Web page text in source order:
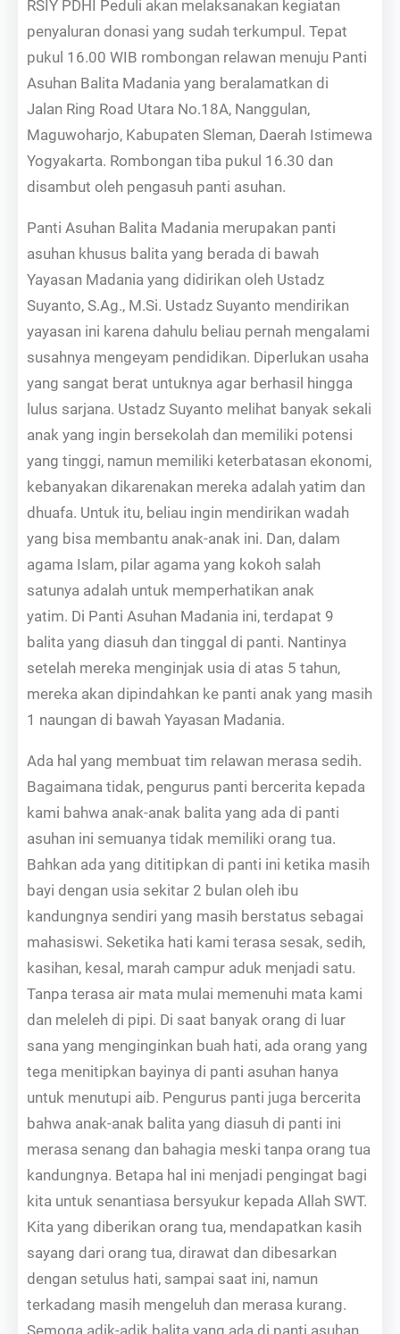
RSIY PDHI Peduli akan melaksanakan kegiatan
penyaluran donasi yang sudah terkumpul. Tepat
pukul 16.00 WIB rombongan relawan menuju Panti
Asuhan Balita Madania yang beralamatkan di
Jalan Ring Road Utara No.18A, Nanggulan,
Maguwoharjo, Kabupaten Sleman, Daerah Istimewa
Yogyakarta. Rombongan tiba pukul 16.30 dan
disambut oleh pengasuh panti asuhan.
Panti Asuhan Balita Madania merupakan panti
asuhan khusus balita yang berada di bawah
Yayasan Madania yang didirikan oleh Ustadz
Suyanto, S.Ag., M.Si. Ustadz Suyanto mendirikan
yayasan ini karena dahulu beliau pernah mengalami
susahnya mengeyam pendidikan. Diperlukan usaha
yang sangat berat untuknya agar berhasil hingga
lulus sarjana. Ustadz Suyanto melihat banyak sekali
anak yang ingin bersekolah dan memiliki potensi
yang tinggi, namun memiliki keterbatasan ekonomi,
kebanyakan dikarenakan mereka adalah yatim dan
dhuafa. Untuk itu, beliau ingin mendirikan wadah
yang bisa membantu anak-anak ini. Dan, dalam
agama Islam, pilar agama yang kokoh salah
satunya adalah untuk memperhatikan anak
yatim. Di Panti Asuhan Madania ini, terdapat 9
balita yang diasuh dan tinggal di panti. Nantinya
setelah mereka menginjak usia di atas 5 tahun,
mereka akan dipindahkan ke panti anak yang masih
1 naungan di bawah Yayasan Madania.
Ada hal yang membuat tim relawan merasa sedih.
Bagaimana tidak, pengurus panti bercerita kepada
kami bahwa anak-anak balita yang ada di panti
asuhan ini semuanya tidak memiliki orang tua.
Bahkan ada yang dititipkan di panti ini ketika masih
bayi dengan usia sekitar 2 bulan oleh ibu
kandungnya sendiri yang masih berstatus sebagai
mahasiswi. Seketika hati kami terasa sesak, sedih,
kasihan, kesal, marah campur aduk menjadi satu.
Tanpa terasa air mata mulai memenuhi mata kami
dan meleleh di pipi. Di saat banyak orang di luar
sana yang menginginkan buah hati, ada orang yang
tega menitipkan bayinya di panti asuhan hanya
untuk menutupi aib. Pengurus panti juga bercerita
bahwa anak-anak balita yang diasuh di panti ini
merasa senang dan bahagia meski tanpa orang tua
kandungnya. Betapa hal ini menjadi pengingat bagi
kita untuk senantiasa bersyukur kepada Allah SWT.
Kita yang diberikan orang tua, mendapatkan kasih
sayang dari orang tua, dirawat dan dibesarkan
dengan setulus hati, sampai saat ini, namun
terkadang masih mengeluh dan merasa kurang.
Semoga adik-adik balita yang ada di panti asuhan